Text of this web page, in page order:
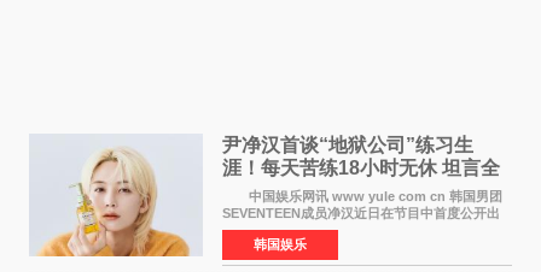
尹净汉首谈“地狱公司”练习生
涯！每天苦练18小时无休 坦言全
靠成员撑过来
中国娱乐网讯 www yule com cn 韩国男团
SEVENTEEN成员净汉近日在节目中首度公开出
道前的残酷练习生经历，并提及经纪公司Pledis
娱乐，引发广泛关注。 在8月2日播出的日本
TBS综艺节目《周
韩国娱乐